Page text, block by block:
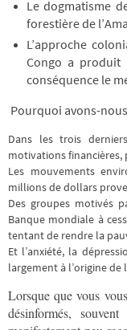
Le dogmatisme
forestière de
L’approche
Congo a
conséquence le
Pourquoi avons-
Dans les trois
motivations
Les mouvements
millions de dollars
Des groupes motivés
Banque mondiale à
tentant de rendre la
Et l’anxiété, la
largement à l’origine de
Lorsque que vous
désinformés,